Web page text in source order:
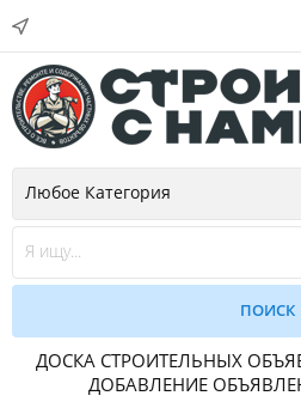
ДОСКА СТРОИТЕЛЬНЫХ
ДОБАВЛЕНИЕ